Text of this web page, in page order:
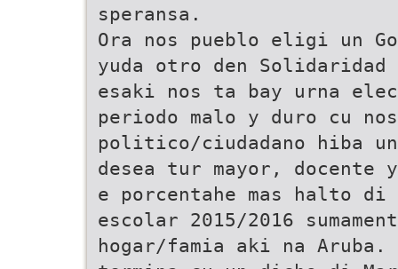
speransa.
Ora nos pueblo eligi un
yuda otro den
esaki nos ta bay urna
periodo malo y duro cu
politico/ciudadano hiba
desea tur mayor, docente
e porcentahe mas halto
escolar 2015/2016
hogar/famia aki na